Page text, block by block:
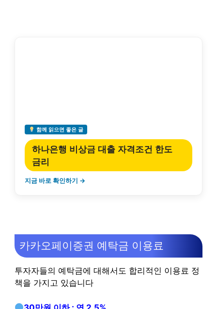
함께 읽으면 좋은 글
하나은행 비상금 대출 자격조건 한도
금리
지금 바로 확인하기 →
카카오페이증권 예탁금 이용료
투자자들의 예탁금에 대해서도 합리적인 이용료 정
책을 가지고 있습니다